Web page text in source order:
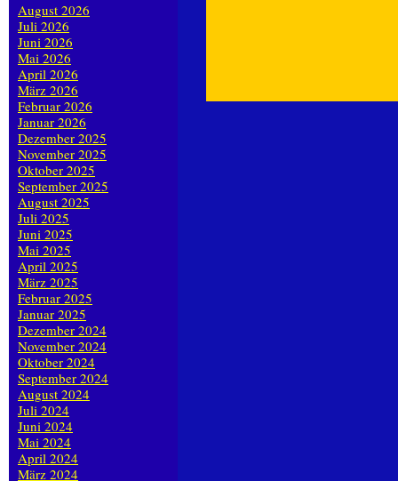
August 2026
Juli 2026
Juni 2026
Mai 2026
April 2026
März 2026
Februar 2026
Januar 2026
Dezember 2025
November 2025
Oktober 2025
September 2025
August 2025
Juli 2025
Juni 2025
Mai 2025
April 2025
März 2025
Februar 2025
Januar 2025
Dezember 2024
November 2024
Oktober 2024
September 2024
August 2024
Juli 2024
Juni 2024
Mai 2024
April 2024
März 2024